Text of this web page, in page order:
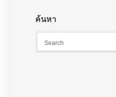
ค้นหา